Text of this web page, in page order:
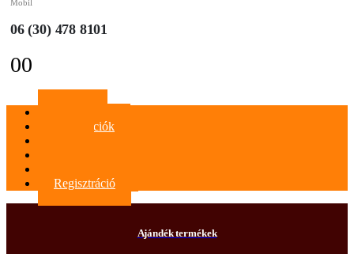
Mobil
06 (30) 478 8101
00
Információk
Regisztráció
Ajándék termékek